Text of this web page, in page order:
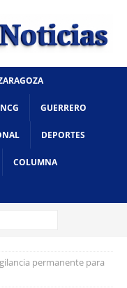
NCG GUERRERO
DEPORTES
COLUMNA
permanente para